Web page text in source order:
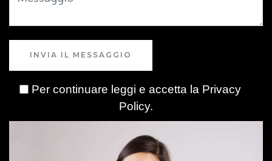
INVIA IL MESSAGGIO
Per continuare leggi e accetta la Privacy
Policy.